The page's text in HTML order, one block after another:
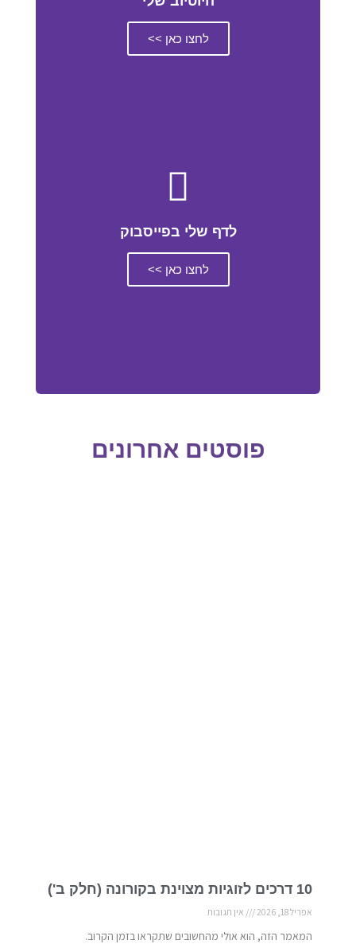
לחצו כאן >>
לדף שלי בפייסבוק
לחצו כאן >>
פוסטים אחרונים
10 דרכים לזוגיות מצוינת בקורונה (חלק ב')
אפריל 18, 2026 אין תגובות
המאמר הזה, הוא אולי מהחשובים שתקראו בזמן הקרוב.